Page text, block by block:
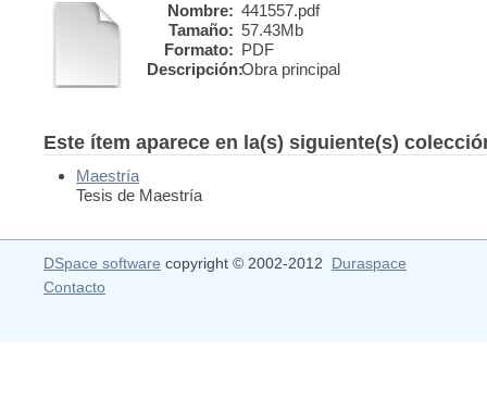
Nombre: 441557.pdf
Tamaño: 57.43Mb
Formato: PDF
Descripción:Obra principal
Este ítem aparece en la(s) siguiente(s)
Maestría
Tesis de Maestría
DSpace software copyright © 2002-2012 Duraspace
Contacto